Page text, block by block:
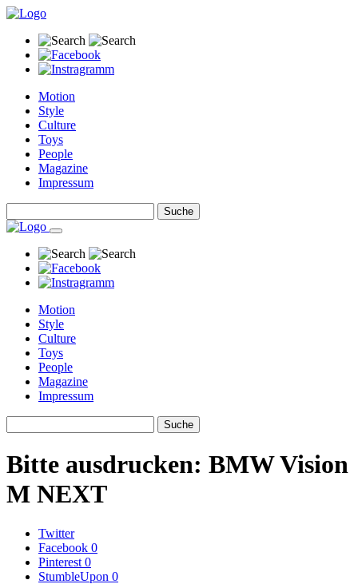
Motion
Style
Culture
Toys
People
Magazine
Impressum
Motion
Style
Culture
Toys
People
Magazine
Impressum
Bitte ausdrucken: BMW Vision
M NEXT
Twitter
Facebook 0
Pinterest 0
StumbleUpon 0